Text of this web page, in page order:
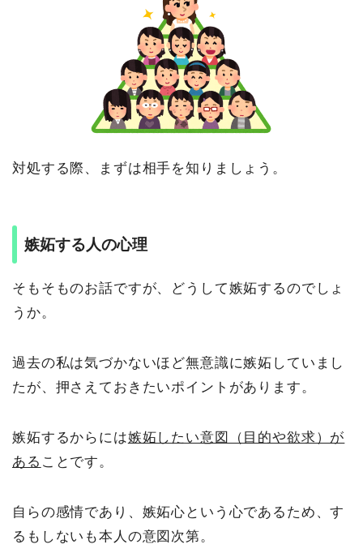
対処する際、まずは相手を知りましょう。
嫉妬する人の心理
そもそものお話ですが、どうして嫉妬するのでしょ
うか。
過去の私は気づかないほど無意識に嫉妬していまし
たが、押さえておきたいポイントがあります。
嫉妬するからには嫉妬したい意図（目的や欲求）が
ある ことです。
自らの感情であり、嫉妬心という心であるため、す
るもしないも本人の意図次第。